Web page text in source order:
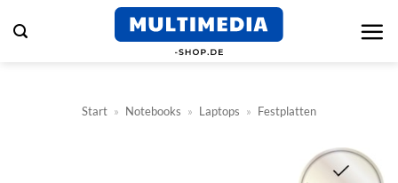
Inhalt
Start » Notebooks » Laptops » Festplatten